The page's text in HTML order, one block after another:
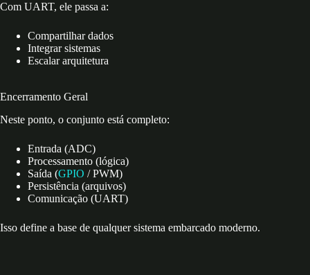
Com UART, ele passa a:
Compartilhar dados
Integrar sistemas
Escalar arquitetura
Encerramento Geral
Neste ponto, o conjunto está completo:
Entrada (ADC)
Processamento (lógica)
Saída (GPIO / PWM)
Persistência (arquivos)
Comunicação (UART)
Isso define a base de qualquer sistema embarcado moderno.